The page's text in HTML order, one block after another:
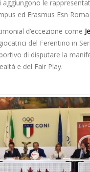
aggiungono le
ed Erasmus Esn
d’eccezione come
del Ferentino in
di disputare la
e del Fair Play.